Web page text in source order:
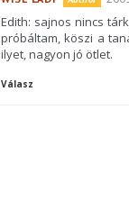
Edith: sajnos nincs
próbáltam, köszi a
ilyet, nagyon jó ötlet.
Válasz